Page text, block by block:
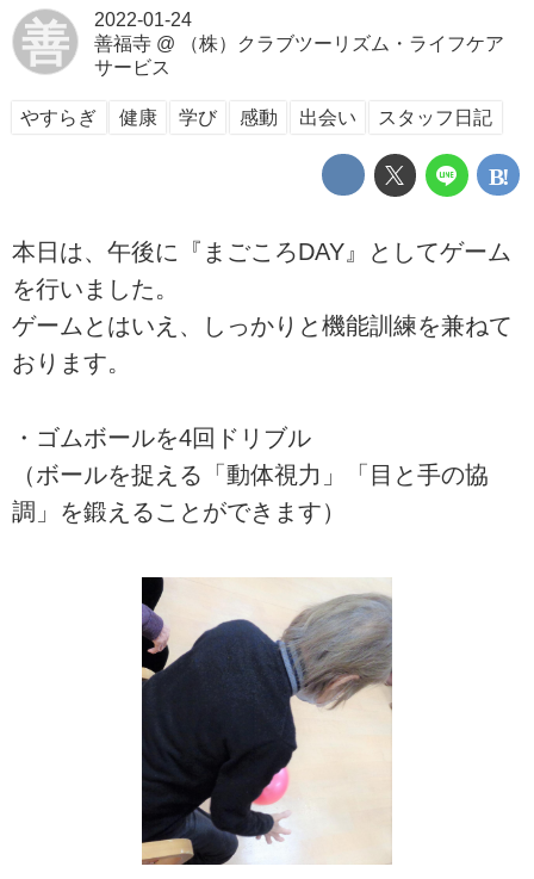
善
2022-01-24
善福寺@
（株）クラブツーリズム・ライフケア
サービス
やすらぎ 健康 学び 感動 出会い スタッフ日記
本日は、午後に『まごころDAY』としてゲーム
を行いました。
ゲームとはいえ、しっかりと機能訓練を兼ねて
おります。
・ゴムボールを4回ドリブル
（ボールを捉える「動体視力」「目と手の協
調」を鍛えることができます）